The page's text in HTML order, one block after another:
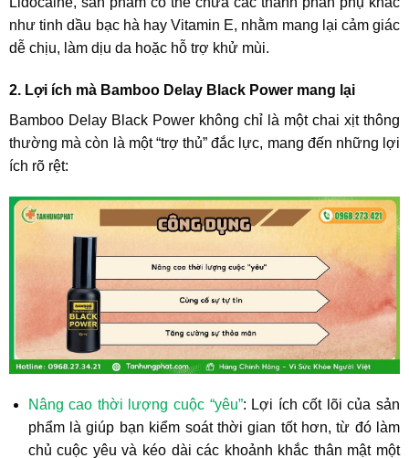
nhưtinh dầu bạc hà hayVitamin E, nhằm mang lại cảm giác
dễ chịu, làm dịu da hoặc hỗ trợ khử mùi.
2. Lợi ích mà Bamboo Delay Black Power mang lại
Bamboo Delay Black Power không chỉ là một chai xịt thông
thường mà còn là một “trợ thủ” đắc lực, mang đến những lợi
ích rõ rệt:
Nâng cao thời lượng cuộc “yêu”: Lợi ích cốt lõi của sản
phẩm là giúp bạn kiểm soát thời gian tốt hơn, từ đó làm
chủ cuộc yêu và kéo dài các khoảnh khắc thân mật một